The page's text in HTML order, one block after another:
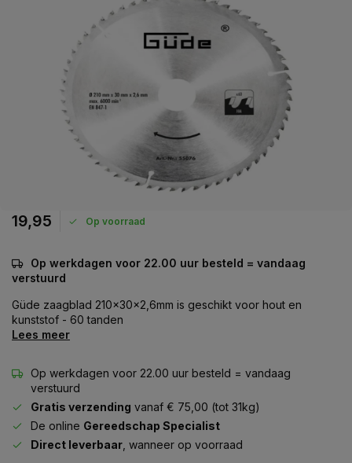
19,95 Op voorraad
Op werkdagen voor 22.00 uur besteld = vandaag
verstuurd
Güde zaagblad 210x30x2,6mm is geschikt voor hout en
kunststof - 60 tanden
Lees meer
Op werkdagen voor 22.00 uur besteld = vandaag
verstuurd
Gratis verzending vanaf € 75,00 (tot 31kg)
De online Gereedschap Specialist
Direct leverbaar , wanneer op voorraad